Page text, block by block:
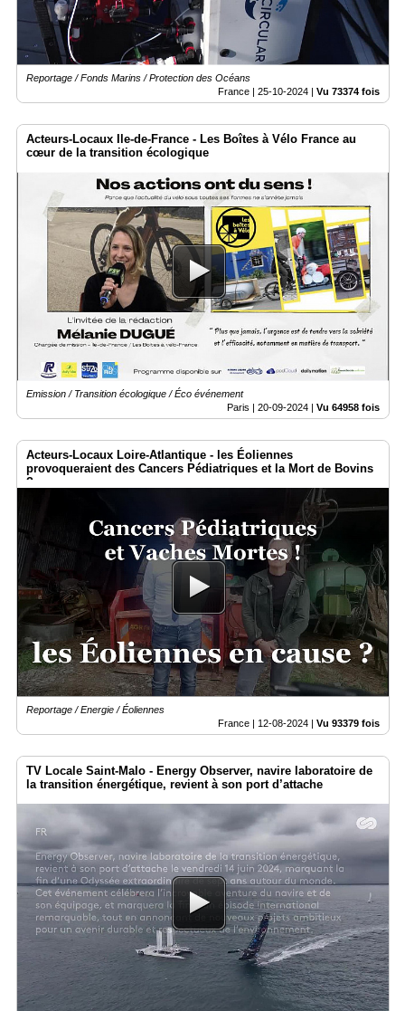
Reportage / Fonds Marins / Protection des Océans
France | 25-10-2024 | Vu 73374 fois
Acteurs-Locaux Ile-de-France - Les Boîtes à Vélo France au
cœur de la transition écologique
Emission / Transition écologique / Éco événement
Paris | 20-09-2024 | Vu 64958 fois
Acteurs-Locaux Loire-Atlantique - les Éoliennes
provoqueraient des Cancers Pédiatriques et la Mort de Bovins
?
Reportage / Energie / Éoliennes
France | 12-08-2024 Vu 93379 fois
TV Locale Saint-Malo - Energy Observer, navire laboratoire de
la transition énergétique, revient à son port d’attache